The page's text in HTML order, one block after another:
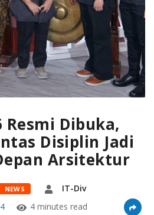
Resmi Dibuka,
Disiplin Jadi
Arsitektur
NEWS
IT-Div
4 minutes read